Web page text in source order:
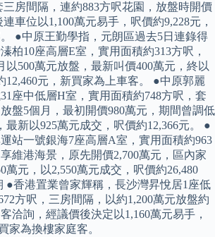
三房間隔，連約883方呎花園，放盤時開價
車位以1,100萬元易手，呎價約9,228元，
●中原王勤學指，元朗區過去5日連錄得
柏10座高層E室，實用面積約313方呎，
以500萬元放盤，最新叫價400萬元，終以
12,460元，新買家為上車客。 ●中原郭麗
座中低層H室，實用面積約748方呎，套
盤5個月，最初開價980萬元，期間曾調低
最新以925萬元成交，呎價約12,366元。 ●
站一號銀海7座高層A室，實用面積約963
維港海景，原先開價2,700萬元，區內家
萬元，以2,550萬元成交，呎價約26,480
●香港置業曾家輝稱，長沙灣昇悅居1座低
方呎，三房間隔，以約1,200萬元放盤約
洽詢，經議價後決定以1,160萬元易手，
家為換樓家庭客。